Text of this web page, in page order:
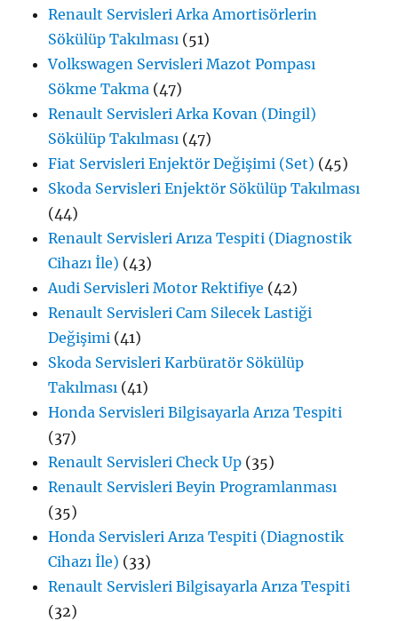
Renault Servisleri Arka Amortisörlerin
Sökülüp Takılması (51)
Volkswagen Servisleri Mazot Pompası
Sökme Takma (47)
Renault Servisleri Arka Kovan (Dingil)
Sökülüp Takılması (47)
Fiat Servisleri Enjektör Değişimi (Set) (45)
Skoda Servisleri Enjektör Sökülüp Takılması
(44)
Renault Servisleri Arıza Tespiti (Diagnostik
Cihazı İle) (43)
Audi Servisleri Motor Rektifiye (42)
Renault Servisleri Cam Silecek Lastiği
Değişimi (41)
Skoda Servisleri Karbüratör Sökülüp
Takılması (41)
Honda Servisleri Bilgisayarla Arıza Tespiti
(37)
Renault Servisleri Check Up (35)
Renault Servisleri Beyin Programlanması
(35)
Honda Servisleri Arıza Tespiti (Diagnostik
Cihazı İle) (33)
Renault Servisleri Bilgisayarla Arıza Tespiti
(32)